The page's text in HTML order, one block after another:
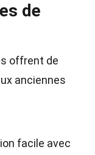
de
offrent de
anciennes
facile avec